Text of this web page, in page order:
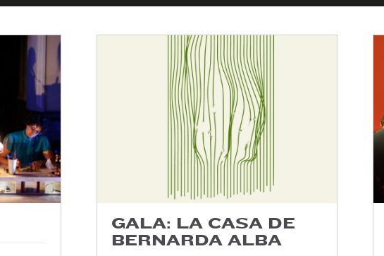
GALA: LA CASA DE
BERNARDA ALBA